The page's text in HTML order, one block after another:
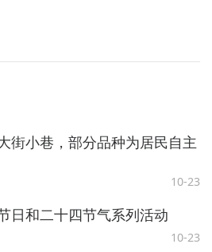
街小巷，部分品种为居民自主
10-23
日和二十四节气系列活动
10-23